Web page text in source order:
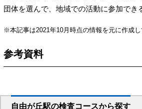
団体を選んで、地域での活動に参加でき
※本記事は2021年10月時点の情報を元に作成し
参考資料
自由が丘駅の検査コースから探す